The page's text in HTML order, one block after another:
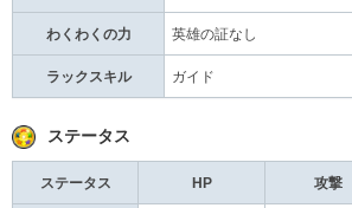
わくわくの力 英雄の証なし
ラックスキル ガイド
ステータス
ステータス HP 攻撃